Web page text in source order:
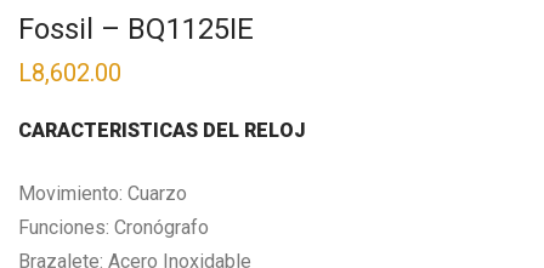
Fossil – BQ1125IE
L8,602.00
CARACTERISTICAS DEL RELOJ
Movimiento: Cuarzo
Funciones: Cronógrafo
Brazalete: Acero Inoxidable